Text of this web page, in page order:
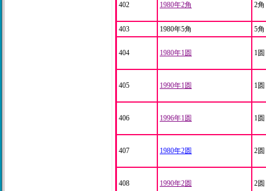
402 1980年2角 2角
403 1980年5角 5角
404 1980年1圆 1圆
405 1990年1圆 1圆
406 1996年1圆 1圆
407 1980年2圆 2圆
408 1990年2圆 2圆